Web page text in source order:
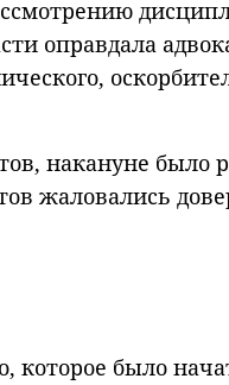
оправдала
накануне было
жаловались
которое было